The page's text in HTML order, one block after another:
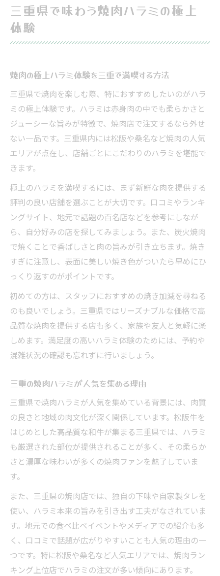
焼肉好き必見！ハラミの魅力を徹底解説
方
口コミで話題の焼肉ハラミ実食体験レポー
ト
三重の焼肉店で堪能できる絶品ハラミ特集
焼肉好きが三重で選ぶハラミの極意とは
三重県で人気急上昇の焼肉ハラミ事情
焼肉ハラミを味わう三重の贅沢な時間術
知られざる焼肉ハラミの美味しさ発見術
焼肉ハラミの奥深い美味しさを三重で発見
三重県の焼肉ハラミ新定番の食べ方を提案
焼肉好きが実践するハラミ美味しさ発見術
口コミで広がる焼肉ハラミの意外な魅力
三重県焼肉ハラミ通が教える味わい方
焼肉通が注目する三重ハラミの楽しみ方
焼肉通が推薦する三重ハラミの満喫ポイン
焼肉ハラミ食通が語るおすすめの味わい方
三重の焼肉ハラミを最大限に楽しむコツ
口コミで選ぶ三重焼肉ハラミの魅力発見
焼肉新定番ハラミが三重で人気の理由
三重県焼肉店の新定番ハラミ徹底解説
焼肉ハラミ人気の秘密を三重で探る
三重で注目の焼肉ハラミ最新トレンド
焼肉ファン必見ハラミの定番化の流れ
三重県で味わう焼肉ハラミの極上
体験
焼肉の極上ハラミ体験を三重で満喫する方法
三重県で焼肉を楽しむ際、特におすすめしたいのがハラ
ミの極上体験です。ハラミは赤身肉の中でも柔らかさと
ジューシーな旨みが特徴で、焼肉店で注文するなら外せ
ない一品です。三重県内には松阪や桑名など焼肉の人気
エリアが点在し、店舗ごとにこだわりのハラミを堪能で
きます。
極上のハラミを満喫するには、まず新鮮な肉を提供する
評判の良い店舗を選ぶことが大切です。口コミやランキ
ングサイト、地元で話題の百名店などを参考にしなが
ら、自分好みの店を探してみましょう。また、炭火焼肉
で焼くことで香ばしさと肉の旨みが引き立ちます。焼き
すぎに注意し、表面に美しい焼き色がついたら早めにひ
っくり返すのがポイントです。
初めての方は、スタッフにおすすめの焼き加減を尋ねる
のも良いでしょう。三重県ではリーズナブルな価格で高
品質な焼肉を提供する店も多く、家族や友人と気軽に楽
しめます。満足度の高いハラミ体験のためには、予約や
混雑状況の確認も忘れずに行いましょう。
三重の焼肉ハラミが人気を集める理由
三重県で焼肉ハラミが人気を集めている背景には、肉質
の良さと地域の肉文化が深く関係しています。松阪牛を
はじめとした高品質な和牛が集まる三重県では、ハラミ
も厳選された部位が提供されることが多く、その柔らか
さと濃厚な味わいが多くの焼肉ファンを魅了していま
す。
また、三重県の焼肉店では、独自の下味や自家製タレを
使い、ハラミ本来の旨みを引き出す工夫がなされていま
す。地元での食べ比べイベントやメディアでの紹介も多
く、口コミで話題が広がりやすいことも人気の理由の一
つです。特に松阪や桑名など人気エリアでは、焼肉ラン
キング上位店でハラミの注文が多い傾向にあります。